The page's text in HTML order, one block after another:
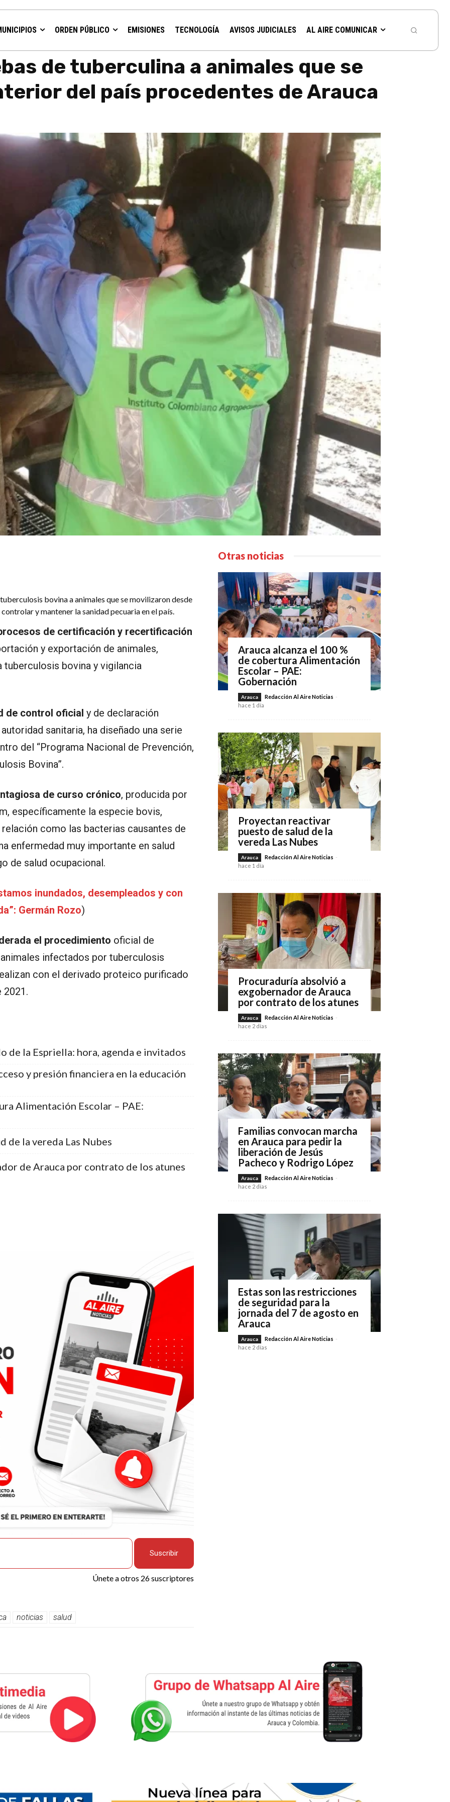
ORDEN PÚBLICO EMISIONES TECNOLOGÍA AVISOS JUDICIALES AL AIRE COMUNICAR
de tuberculina a animales que se
del país procedentes de Arauca
bovina a animales que se movilizaron desde
y mantener la sanidad pecuaria en el país.
de certificación y recertificación
y exportación de animales,
bovina y vigilancia
de control oficial y de declaración
sanitaria, ha diseñado una serie
del “Programa Nacional de Prevención,
Bovina”.
de curso crónico, producida por
específicamente la especie bovis,
como las bacterias causantes de
enfermedad muy importante en salud
de salud ocupacional.
inundados, desempleados y con
Germán Rozo)
el procedimiento oficial de
infectados por tuberculosis
con el derivado proteico purificado
2021.
de la Espriella: hora, agenda e invitados
y presión financiera en la educación
Alimentación Escolar – PAE:
de la vereda Las Nubes
de Arauca por contrato de los atunes
Suscribir
Únete a otros 26 suscriptores
noticias salud
Otras noticias
Arauca alcanza el 100 %
de cobertura Alimentación
Escolar – PAE:
Gobernación
Arauca Redacción Al Aire Noticias -
hace 1 día
Proyectan reactivar
puesto de salud de la
vereda Las Nubes
Arauca Redacción Al Aire Noticias -
hace 1 día
Procuraduría absolvió a
exgobernador de Arauca
por contrato de los atunes
Arauca Redacción Al Aire Noticias -
hace 2 días
Familias convocan marcha
en Arauca para pedir la
liberación de Jesús
Pacheco y Rodrigo López
Arauca Redacción Al Aire Noticias -
hace 2 días
Estas son las restricciones
de seguridad para la
jornada del 7 de agosto en
Arauca
Arauca Redacción Al Aire Noticias -
hace 2 días